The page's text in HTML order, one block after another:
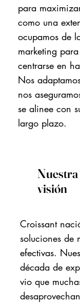
para
como una
ocupamos de
marketing
centrarse en
Nos
nos
se alinee con
largo plazo.
visión
Croissant
soluciones de
efectivas.
década de
vio que